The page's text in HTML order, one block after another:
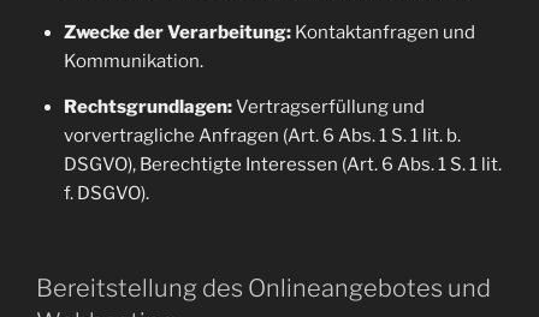
Zwecke der Verarbeitung:Kontaktanfragen und
Kommunikation.
Rechtsgrundlagen:Vertragserfüllung und
vorvertragliche Anfragen (Art. 6 Abs. 1 S. 1 lit. b.
DSGVO), Berechtigte Interessen (Art. 6 Abs. 1 S. 1 lit.
f. DSGVO).
Bereitstellung des Onlineangebotes und